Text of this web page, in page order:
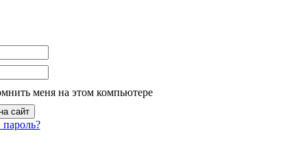
меня на этом компьютере